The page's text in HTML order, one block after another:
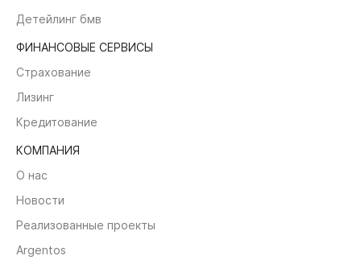
Детейлинг бмв
КОМПАНИЯ
О нас
Новости
Реализованные проекты
Argentos
ФИНАНСОВЫЕ СЕРВИСЫ
Страхование
Лизинг
Кредитование